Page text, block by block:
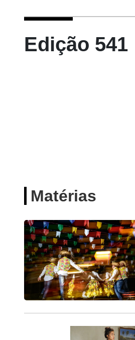
Edição 541
Matérias